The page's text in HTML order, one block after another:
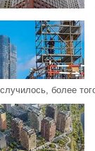
случилось, более